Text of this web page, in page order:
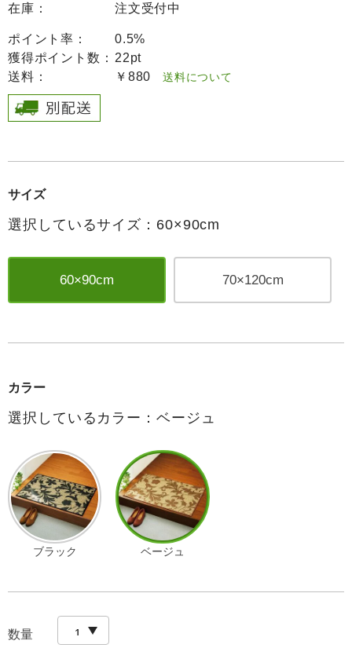
在庫：
注文受付中
ポイント率：
0.5%
獲得ポイント数： 22pt
送料：
￥880 送料について
サイズ
選択しているサイズ：60×90cm
60×90cm 70×120cm
カラー
選択しているカラー：ベージュ
ブラック ベージュ
数量